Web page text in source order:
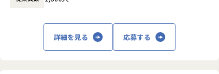
詳細を見る 応募する